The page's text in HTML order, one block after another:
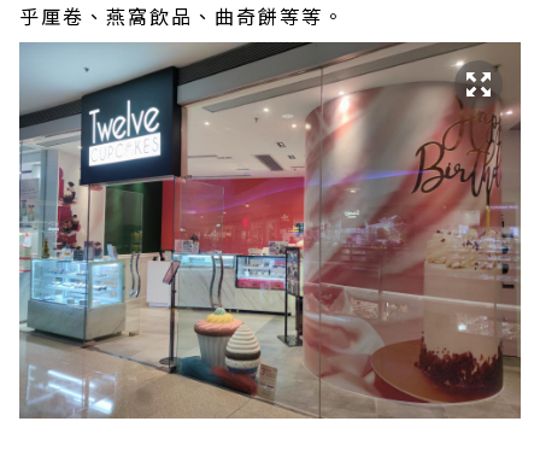
乎厘卷、燕窩飲品、曲奇餅等等。